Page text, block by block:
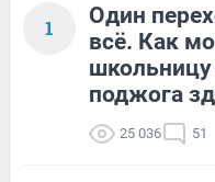
1
Один
всё. Как
поджога
25 036 51